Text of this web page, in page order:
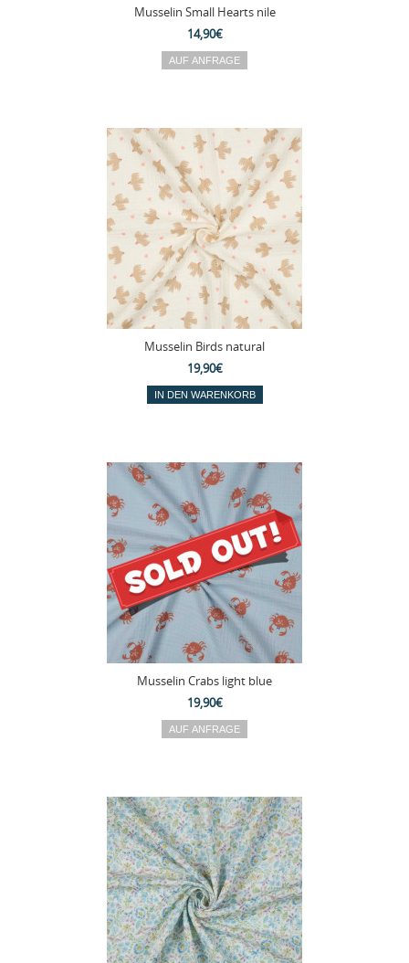
Musselin Small Hearts nile
14,90€
Musselin Birds natural
19,90€
Musselin Crabs light blue
19,90€